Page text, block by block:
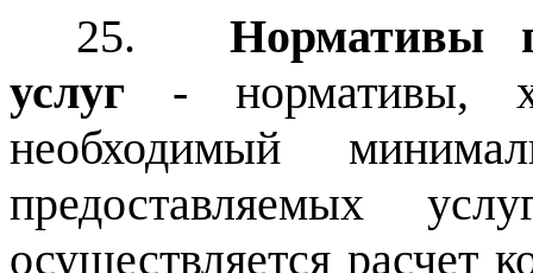
25.
Нормативы
услуг - нормативы,
необходимый
предоставляемых
осуществляется расчет